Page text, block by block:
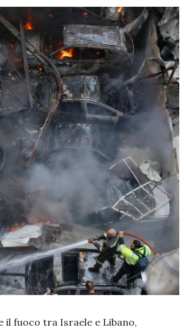
il fuoco tra Israele e Libano,